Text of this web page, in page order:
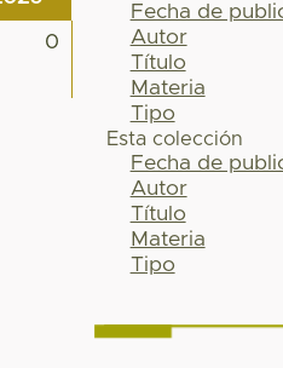
0
Fecha de
Autor
Título
Materia
Tipo
Esta colección
Fecha de
Autor
Título
Materia
Tipo